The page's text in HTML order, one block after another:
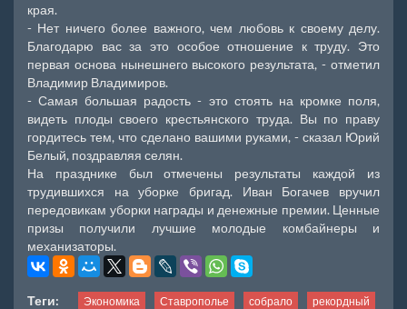
края.
- Нет ничего более важного, чем любовь к своему делу.
Благодарю вас за это особое отношение к труду. Это
первая основа нынешнего высокого результата, - отметил
Владимир Владимиров.
- Самая большая радость - это стоять на кромке поля,
видеть плоды своего крестьянского труда. Вы по праву
гордитесь тем, что сделано вашими руками, - сказал Юрий
Белый, поздравляя селян.
На празднике был отмечены результаты каждой из
трудившихся на уборке бригад. Иван Богачев вручил
передовикам уборки награды и денежные премии. Ценные
призы получили лучшие молодые комбайнеры и
механизаторы.
Теги: Экономика Ставрополье собрало рекордный